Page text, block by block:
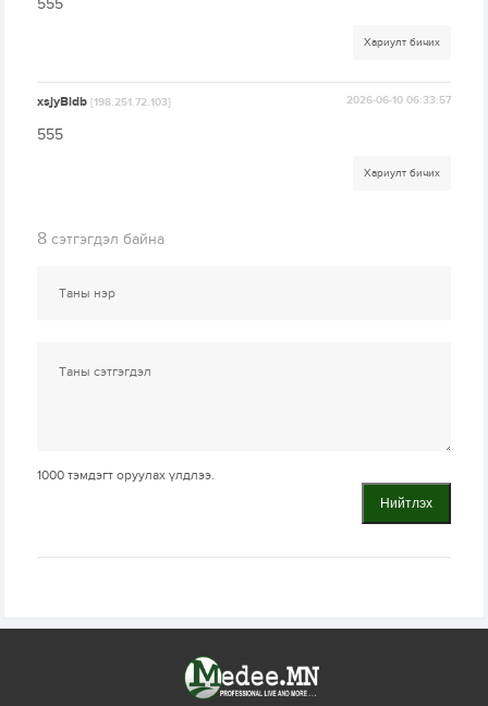
555
Хариулт бичих
xsjyBldb[198.251.72.103] 2026-06-10 06:33:57
555
Хариулт бичих
8 сэтгэгдэл байна
1000 тэмдэгт оруулах үлдлээ.
Нийтлэх